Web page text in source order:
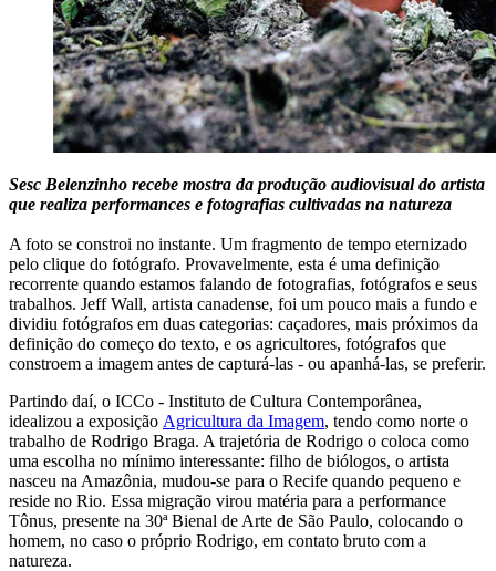
Sesc Belenzinho recebe mostra da produção audiovisual do artista
que realiza performances e fotografias cultivadas na natureza
A foto se constroi no instante. Um fragmento de tempo eternizado
pelo clique do fotógrafo. Provavelmente, esta é uma definição
recorrente quando estamos falando de fotografias, fotógrafos e seus
trabalhos. Jeff Wall, artista canadense, foi um pouco mais a fundo e
dividiu fotógrafos em duas categorias: caçadores, mais próximos da
definição do começo do texto, e os agricultores, fotógrafos que
constroem a imagem antes de capturá-las - ou apanhá-las, se preferir.
Partindo daí, o ICCo - Instituto de Cultura Contemporânea,
idealizou a exposição Agricultura da Imagem, tendo como norte o
trabalho de Rodrigo Braga. A trajetória de Rodrigo o coloca como
uma escolha no mínimo interessante: filho de biólogos, o artista
nasceu na Amazônia, mudou-se para o Recife quando pequeno e
reside no Rio. Essa migração virou matéria para a performance
Tônus, presente na 30ª Bienal de Arte de São Paulo, colocando o
homem, no caso o próprio Rodrigo, em contato bruto com a
natureza.